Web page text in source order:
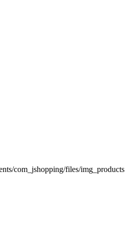
com_jshopping/files/img_products